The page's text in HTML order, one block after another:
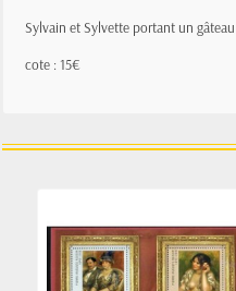
Sylvain et Sylvette portant un gâteau
cote : 15€